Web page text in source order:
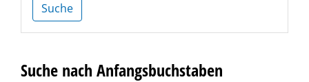
Suche
Suche nach Anfangsbuchstaben